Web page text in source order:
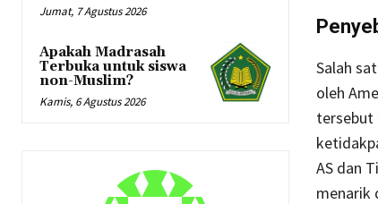
Jumat, 7 Agustus 2026
Apakah Madrasah
Terbuka untuk siswa
non-Muslim?
Kamis, 6 Agustus 2026
Salah
oleh
tersebut
AS dan
menarik